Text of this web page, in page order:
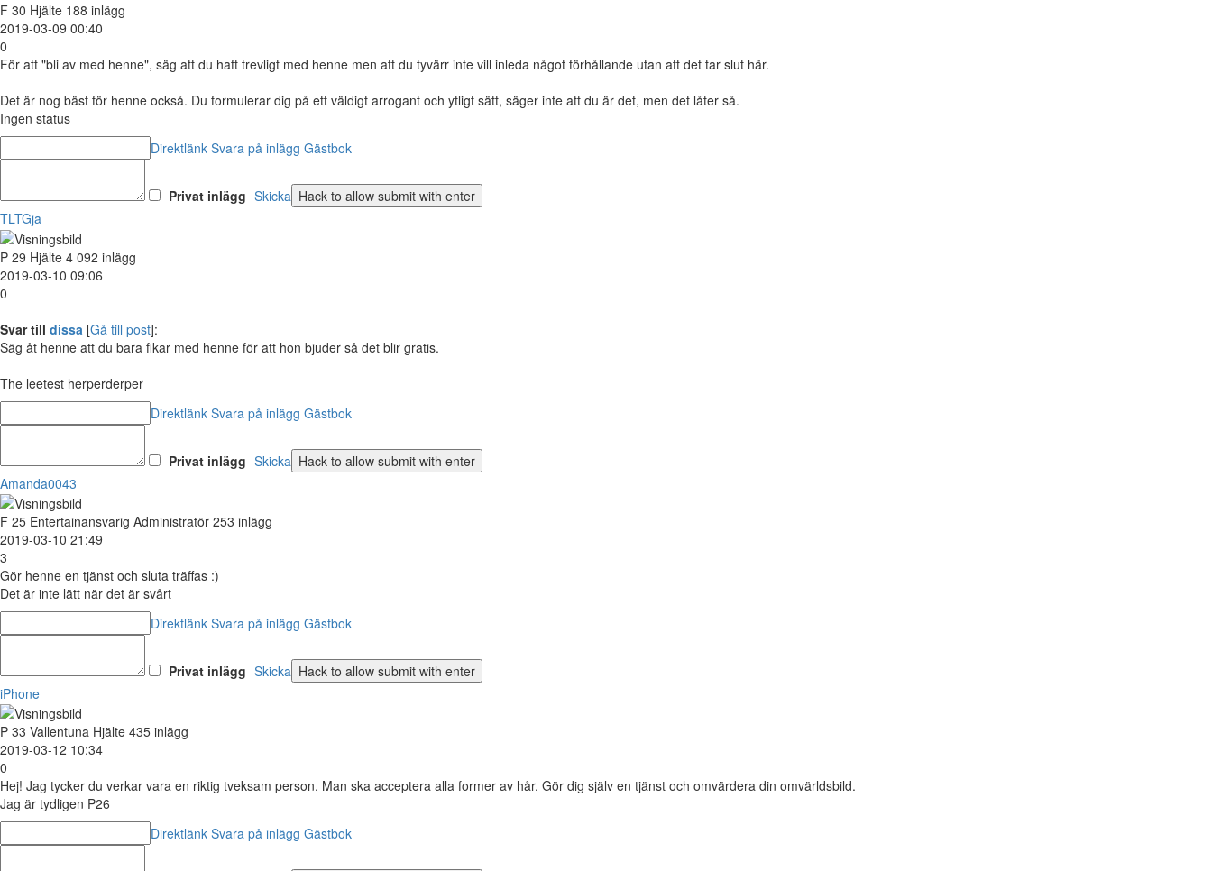
F 30 Hjälte 188 inlägg
2019-03-09 00:40
0
För att "bli av med henne", säg att du haft trevligt med henne men att du tyvärr inte vill inleda något förhållande utan att det tar slut här.
Det är nog bäst för henne också. Du formulerar dig på ett väldigt arrogant och ytligt sätt, säger inte att du är det, men det låter så.
Ingen status
Direktlänk Svara på inlägg Gästbok
Privat inlägg Skicka
TLTGja
P 29 Hjälte 4 092 inlägg
2019-03-10 09:06
0
Svar till dissa [Gå till post]:
Säg åt henne att du bara fikar med henne för att hon bjuder så det blir gratis.
The leetest herperderper
Direktlänk Svara på inlägg Gästbok
Privat inlägg Skicka
Amanda0043
F 25 Entertainansvarig Administratör 253 inlägg
2019-03-10 21:49
3
Gör henne en tjänst och sluta träffas :)
Det är inte lätt när det är svårt
Direktlänk Svara på inlägg Gästbok
Privat inlägg Skicka
iPhone
P 33 Vallentuna Hjälte 435 inlägg
2019-03-12 10:34
0
Hej! Jag tycker du verkar vara en riktig tveksam person. Man ska acceptera alla former av hår. Gör dig själv en tjänst och omvärdera din omvärldsbild.
Jag är tydligen P26
Direktlänk Svara på inlägg Gästbok